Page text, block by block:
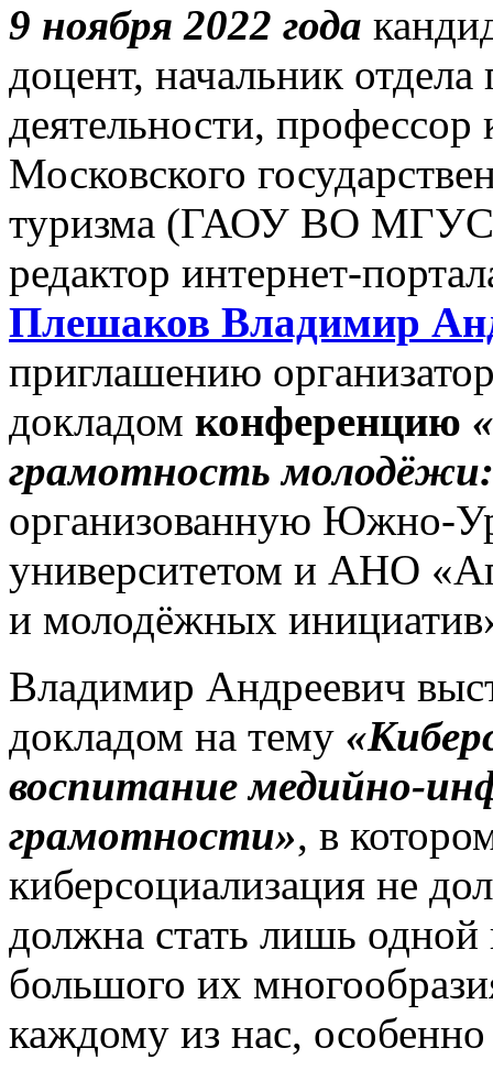
9 ноября 2022 года
доцент, начальник
деятельности,
Московского
туризма (ГАОУ ВО
редактор интернет-
Плешаков Владимир
приглашению
докладом конференцию
грамотность
организованную Южно-
университетом и АНО
и молодёжных
Владимир Андреевич
докладом на тему
воспитание медийно-
грамотности», в
киберсоциализация не
должна стать лишь
большого их
каждому из нас,